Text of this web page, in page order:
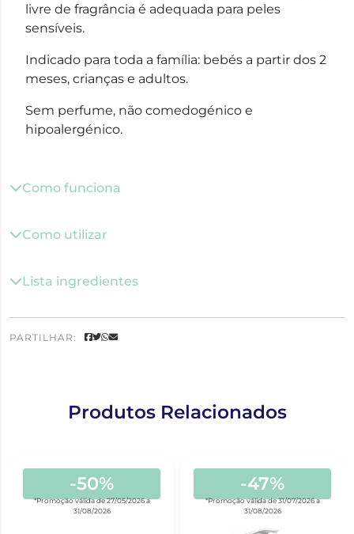
livre de fragrância é adequada para peles
sensíveis.
Indicado para toda a família: bebés a partir dos 2
meses, crianças e adultos.
Sem perfume, não comedogénico e
hipoalergénico.
Como funciona
Como utilizar
Lista ingredientes
PARTILHAR:
Produtos Relacionados
-50%
*Promoção válida de 27/05/2026 a
31/08/2026
-47%
*Promoção válida de 31/07/2026 a
31/08/2026